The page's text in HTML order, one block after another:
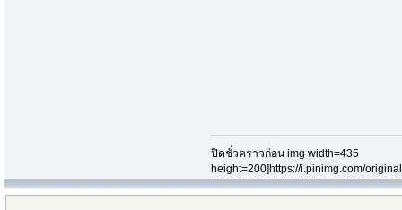
ปิดชั่วคราวก่อน img width=435
height=200]https://i.pinimg.com/